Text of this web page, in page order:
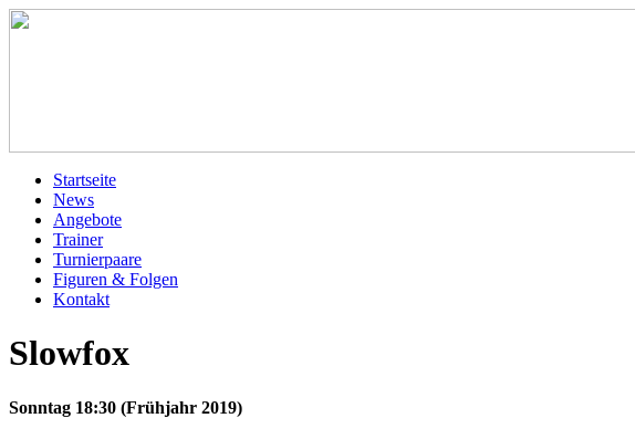
Startseite
News
Angebote
Trainer
Turnierpaare
Figuren & Folgen
Kontakt
Slowfox
Sonntag 18:30 (Frühjahr 2019)